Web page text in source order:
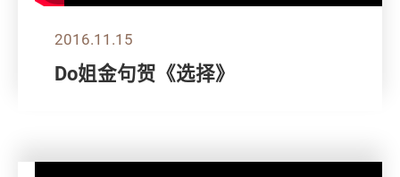
2016.11.15
Do姐金句贺《选择》